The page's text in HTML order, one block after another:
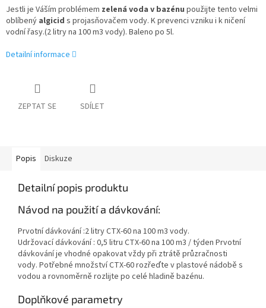
Jestli je Váším problémem zelená voda v bazénu použijte tento velmi
oblíbený algicid s projasňovačem vody. K prevenci vzniku i k ničení
vodní řasy.(2 litry na 100 m3 vody). Baleno po 5l.
Detailní informace
ZEPTAT SE SDÍLET
Popis Diskuze
Detailní popis produktu
Návod na použití a dávkování:
Prvotní dávkování :2 litry CTX-60 na 100 m3 vody.
Udržovací dávkování : 0,5 litru CTX-60 na 100 m3 / týden Prvotní
dávkování je vhodné opakovat vždy při ztrátě průzračnosti
vody. Potřebné množství CTX-60 rozřeďte v plastové nádobě s
vodou a rovnoměrně rozlijte po celé hladině bazénu.
Doplňkové parametry